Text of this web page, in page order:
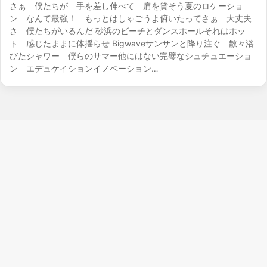
さぁ 僕たちが 手を差し伸べて 肩を貸そう夏のロケーショ
ン なんて最強！ もっとはしゃごうよ俯いたってさぁ 大丈夫
さ 僕たちがいるんだ 砂浜のビーチとダンスホールそれはホッ
ト 感じたままに体揺らせ Bigwaveサンサンと降り注ぐ 散々浴
びたシャワー 僕らのサマー他にはない完璧なシュチュエーショ
ン エデュケイションイノベーション…